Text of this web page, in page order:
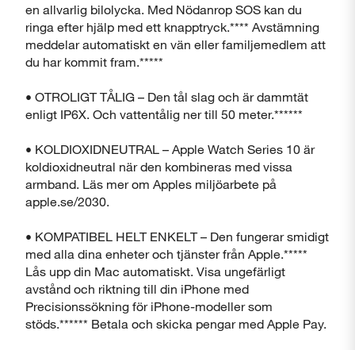
en allvarlig bilolycka. Med Nödanrop SOS kan du
ringa efter hjälp med ett knapptryck.**** Avstämning
meddelar automatiskt en vän eller familjemedlem att
du har kommit fram.*****
• OTROLIGT TÅLIG – Den tål slag och är dammtät
enligt IP6X. Och vattentålig ner till 50 meter.******
• KOLDIOXIDNEUTRAL – Apple Watch Series 10 är
koldioxidneutral när den kombineras med vissa
armband. Läs mer om Apples miljöarbete på
apple.se/2030.
• KOMPATIBEL HELT ENKELT – Den fungerar smidigt
med alla dina enheter och tjänster från Apple.*****
Lås upp din Mac automatiskt. Visa ungefärligt
avstånd och riktning till din iPhone med
Precisionssökning för iPhone-modeller som
stöds.****** Betala och skicka pengar med Apple Pay.
Stäng